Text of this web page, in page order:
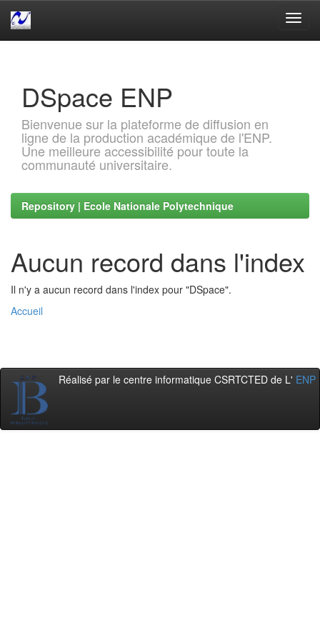
DSpace ENP
Bienvenue sur la plateforme de diffusion en
ligne de la production académique de l'ENP.
Une meilleure accessibilité pour toute la
communauté universitaire.
Repository | Ecole Nationale Polytechnique
Aucun record dans l'index
Il n'y a aucun record dans l'index pour "DSpace".
Accueil
Réalisé par le centre informatique CSRTCTED de L' ENP